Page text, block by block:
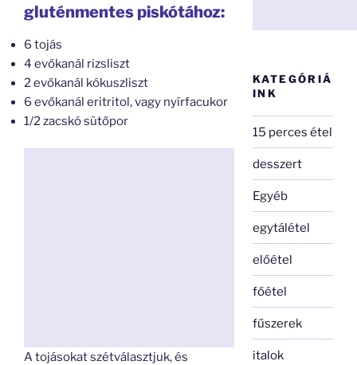
gluténmentes piskótához:
6 tojás
4 evőkanál rizsliszt
2 evőkanál kókuszliszt
6 evőkanál eritritol, vagy nyírfacukor
1/2 zacskó sütőpor
A tojásokat szétválasztjuk, és
KATEGÓRIÁ
INK
15 perces étel
desszert
Egyéb
egytálétel
előétel
főétel
fűszerek
italok